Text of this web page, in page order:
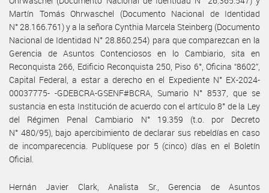
Martín Tomás Ohrwaschel (Documento Nacional de Identidad
N° 28.166.761) y a la señora Cynthia Marcela Steinberg (Documento
Nacional de Identidad N° 28.860.254) para que comparezcan en la
Gerencia de Asuntos Contenciosos en lo Cambiario, sita en
Reconquista 266, Edificio Reconquista 250, Piso 6°, Oficina “8602”,
Capital Federal, a estar a derecho en el Expediente N° EX-2024-
00037775- -GDEBCRA-GSENF#BCRA, Sumario N° 8537, que se
sustancia en esta Institución de acuerdo con el artículo 8° de la Ley
del Régimen Penal Cambiario N° 19.359 (t.o. por Decreto
N° 480/95), bajo apercibimiento de declarar sus rebeldías en caso
de incomparecencia. Publíquese por 5 (cinco) días en el Boletín
Oficial.
Hernán Javier Clark, Analista Sr., Gerencia de Asuntos